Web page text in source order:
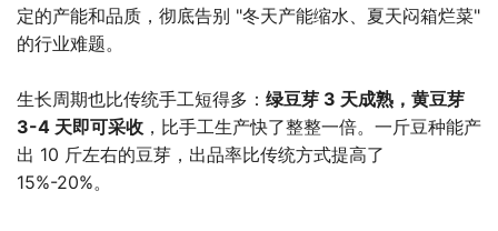
定的产能和品质，彻底告别 "冬天产能缩水、夏天闷箱烂菜"
的行业难题。
生长周期也比传统手工短得多： 绿豆芽 3 天成熟，黄豆芽
3-4 天即可采收 ，比手工生产快了整整一倍。一斤豆种能产
出 10 斤左右的豆芽，出品率比传统方式提高了
15%-20%。